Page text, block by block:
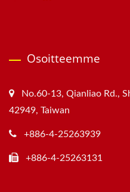
Osoitteemme
No.60-13, Qianliao Rd.,
42949, Taiwan
+886-4-25263939
+886-4-25263131